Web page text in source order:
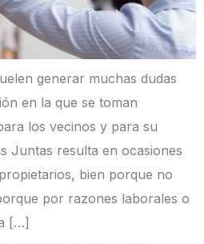
generar muchas dudas
en la que se toman
los vecinos y para su
Juntas resulta en ocasiones
bien porque no
por razones laborales o
[…]